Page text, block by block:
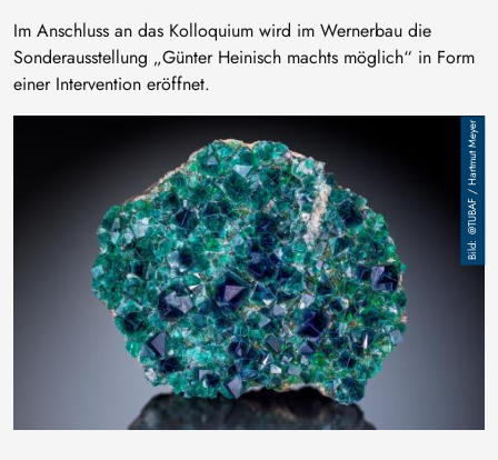
Im Anschluss an das Kolloquium wird im Wernerbau die
Sonderausstellung „Günter Heinisch machts möglich“ in Form
einer Intervention eröffnet.
@TUBAF / Hartmut Meyer